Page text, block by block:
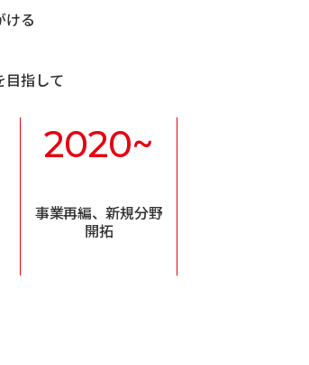
ける
目指して
2020~
事業再編、新規分野
開拓